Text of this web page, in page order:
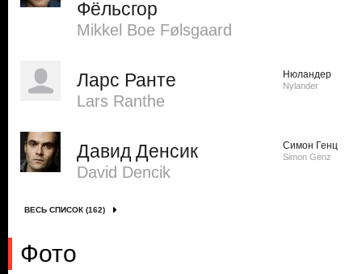
Фёльсгор
Mikkel Boe Følsgaard
Ларс Ранте
Lars Ranthe
Нюландер
Nylander
Давид Денсик
David Dencik
Симон Генц
Simon Genz
ВЕСЬ СПИСОК (162)
Фото